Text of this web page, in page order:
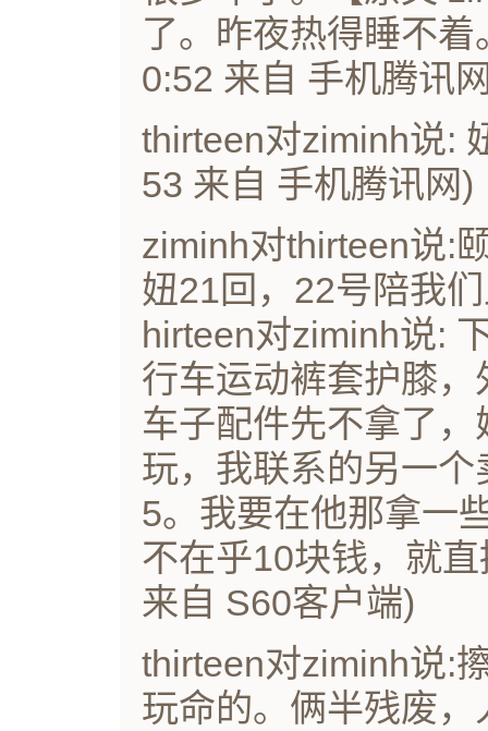
了。昨夜热得睡不
0:52 来自 手机腾讯
thirteen对ziminh说:
53 来自 手机腾讯网)
ziminh对thirteen说:
妞21回，22号陪我
hirteen对ziminh说:
行车运动裤套护膝
车子配件先不拿了
玩，我联系的另一
5。我要在他那拿一
不在乎10块钱，就
来自 S60客户端)
thirteen对ziminh说:
玩命的。俩半残废